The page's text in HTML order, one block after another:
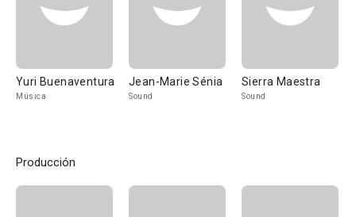
Yuri Buenaventura
Música
Jean-Marie Sénia
Sound
Sierra Maestra
Sound
Producción